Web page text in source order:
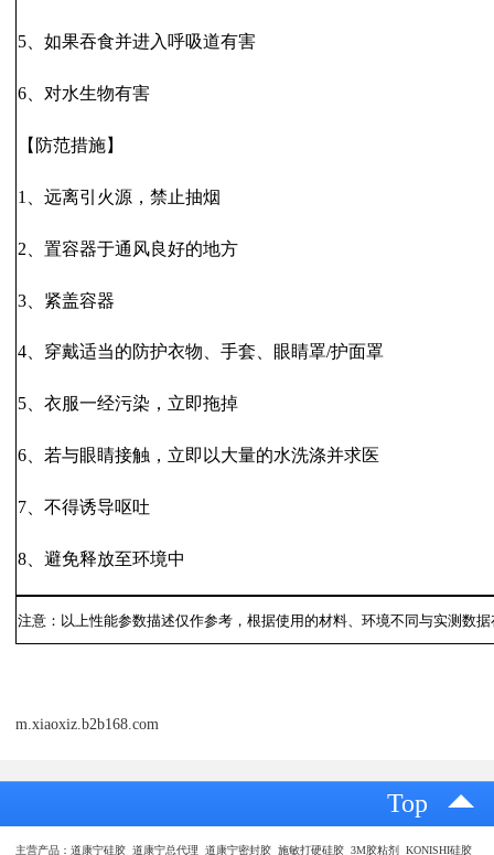
5、如果吞食并进入呼吸道有害
6、对水生物有害
【防范措施】
1、远离引火源，禁止抽烟
2、置容器于通风良好的地方
3、紧盖容器
4、穿戴适当的防护衣物、手套、眼睛罩/护面罩
5、衣服一经污染，立即拖掉
6、若与眼睛接触，立即以大量的水洗涤并求医
7、不得诱导呕吐
8、避免释放至环境中
注意：以上性能参数描述仅作参考，根据使用的材料、环境不同与实测数
m.xiaoxiz.b2b168.com
Top
主营产品：道康宁硅胶 道康宁总代理 道康宁密封胶 施敏打硬硅胶 3M胶粘剂 KONISHI硅胶